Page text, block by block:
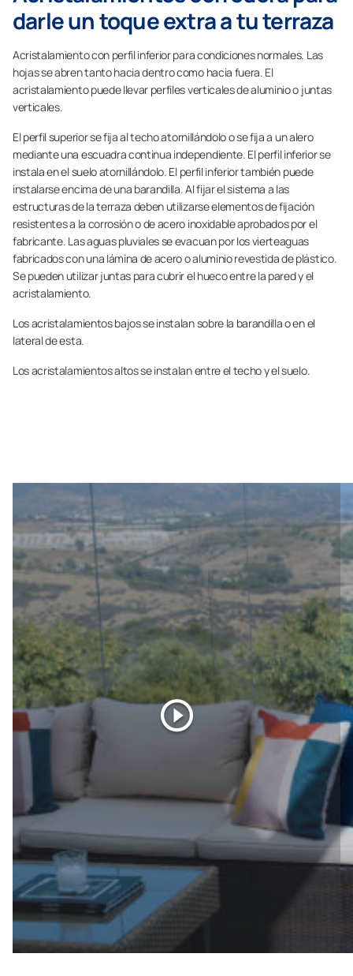
darle un toque extra a tu terraza
Acristalamiento con perfil inferior para condiciones normales. Las
hojas se abren tanto hacia dentro como hacia fuera. El
acristalamiento puede llevar perfiles verticales de aluminio o juntas
verticales.
El perfil superior se fija al techo atornillándolo o se fija a un alero
mediante una escuadra continua independiente. El perfil inferior se
instala en el suelo atornillándolo. El perfil inferior también puede
instalarse encima de una barandilla. Al fijar el sistema a las
estructuras de la terraza deben utilizarse elementos de fijación
resistentes a la corrosión o de acero inoxidable aprobados por el
fabricante. Las aguas pluviales se evacuan por los vierteaguas
fabricados con una lámina de acero o aluminio revestida de plástico.
Se pueden utilizar juntas para cubrir el hueco entre la pared y el
acristalamiento.
Los acristalamientos bajos se instalan sobre la barandilla o en el
lateral de esta.
Los acristalamientos altos se instalan entre el techo y el suelo.